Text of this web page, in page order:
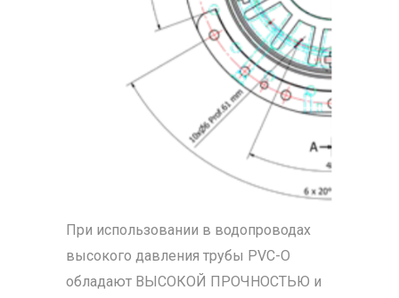
При использовании в водопроводах
высокого давления трубы PVC-O
обладают ВЫСОКОЙ ПРОЧНОСТЬЮ и